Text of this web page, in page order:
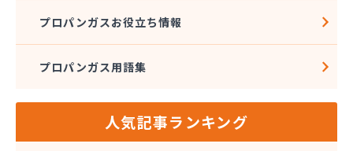
株式会社オーテック
株式会社オーテック 西三河営業所
株式会社ガスキット
株式会社ガステム
株式会社ガスパル 岡崎販売所
株式会社カネコ
プロパンガスお役立ち情報
プロパンガス用語集
人気記事ランキング